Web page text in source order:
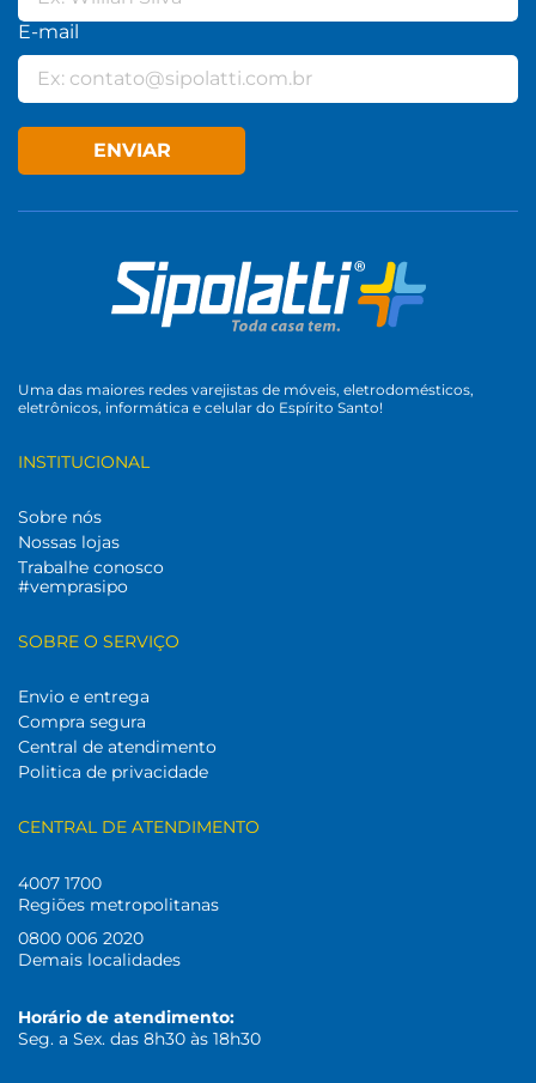
E-mail
ENVIAR
Uma das maiores redes varejistas de móveis, eletrodomésticos,
eletrônicos, informática e celular do Espírito Santo!
INSTITUCIONAL
Sobre nós
Nossas lojas
Trabalhe conosco
#vemprasipo
SOBRE O SERVIÇO
Envio e entrega
Compra segura
Central de atendimento
Politica de privacidade
CENTRAL DE ATENDIMENTO
4007 1700
Regiões metropolitanas
0800 006 2020
Demais localidades
Horário de atendimento:
Seg. a Sex. das 8h30 às 18h30